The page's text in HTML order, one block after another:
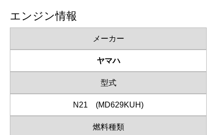
エンジン情報
メーカー
ヤマハ
型式
N21 (MD629KUH)
燃料種類